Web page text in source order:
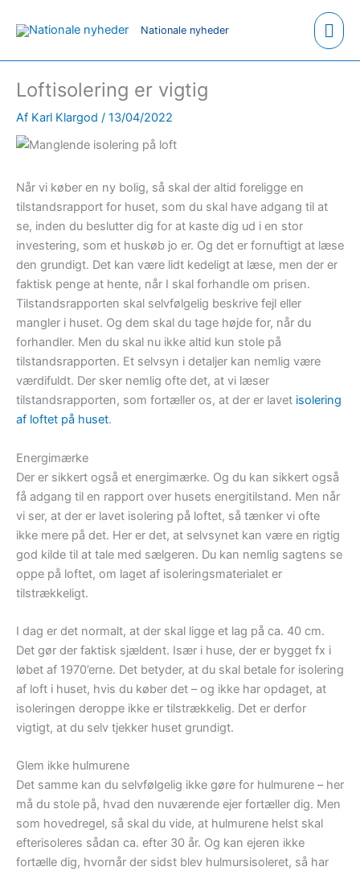
Nationale nyheder
Loftisolering er vigtig
Af Karl Klargod / 13/04/2022
Når vi køber en ny bolig, så skal der altid foreligge en
tilstandsrapport for huset, som du skal have adgang til at
se, inden du beslutter dig for at kaste dig ud i en stor
investering, som et huskøb jo er. Og det er fornuftigt at læse
den grundigt. Det kan være lidt kedeligt at læse, men der er
faktisk penge at hente, når I skal forhandle om prisen.
Tilstandsrapporten skal selvfølgelig beskrive fejl eller
mangler i huset. Og dem skal du tage højde for, når du
forhandler. Men du skal nu ikke altid kun stole på
tilstandsrapporten. Et selvsyn i detaljer kan nemlig være
værdifuldt. Der sker nemlig ofte det, at vi læser
tilstandsrapporten, som fortæller os, at der er lavet isolering
af loftet på huset.
Energimærke
Der er sikkert også et energimærke. Og du kan sikkert også
få adgang til en rapport over husets energitilstand. Men når
vi ser, at der er lavet isolering på loftet, så tænker vi ofte
ikke mere på det. Her er det, at selvsynet kan være en rigtig
god kilde til at tale med sælgeren. Du kan nemlig sagtens se
oppe på loftet, om laget af isoleringsmaterialet er
tilstrækkeligt.
I dag er det normalt, at der skal ligge et lag på ca. 40 cm.
Det gør der faktisk sjældent. Især i huse, der er bygget fx i
løbet af 1970’erne. Det betyder, at du skal betale for isolering
af loft i huset, hvis du køber det – og ikke har opdaget, at
isoleringen deroppe ikke er tilstrækkelig. Det er derfor
vigtigt, at du selv tjekker huset grundigt.
Glem ikke hulmurene
Det samme kan du selvfølgelig ikke gøre for hulmurene – her
må du stole på, hvad den nuværende ejer fortæller dig. Men
som hovedregel, så skal du vide, at hulmurene helst skal
efterisoleres sådan ca. efter 30 år. Og kan ejeren ikke
fortælle dig, hvornår der sidst blev hulmursisoleret, så har